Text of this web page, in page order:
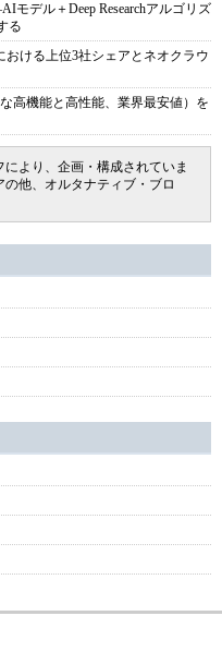
デル＋Deep Researchアルゴリズ
る
ける上位3社シェアとネオクラウ
高機能と高性能、業界最安値）を
より、企画・構成されていま
他、オルタナティブ・ブロ